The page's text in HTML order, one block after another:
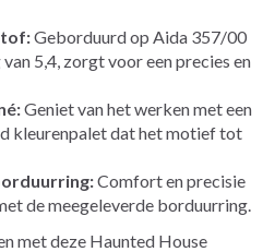
Geborduurd op Aida 357/00
5,4, zorgt voor een precies en
Geniet van het werken met een
kleurenpalet dat het motief tot
Comfort en precisie
de meegeleverde borduurring.
met deze Haunted House